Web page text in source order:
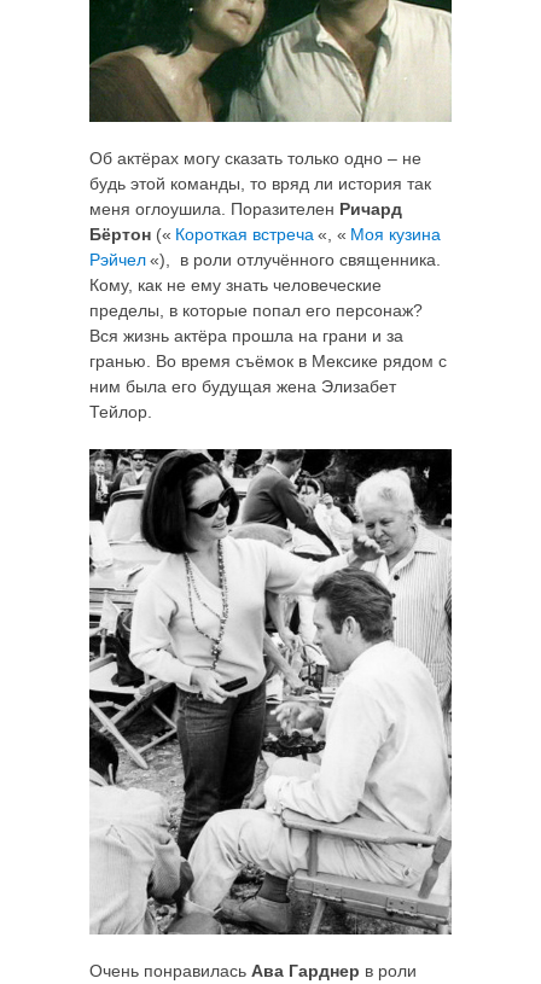
Об актёрах могу сказать только одно – не
будь этой команды, то вряд ли история так
меня оглоушила. Поразителен Ричард
Бёртон (« Короткая встреча «, « Моя кузина
Рэйчел«), в роли отлучённого священника.
Кому, как не ему знать человеческие
пределы, в которые попал его персонаж?
Вся жизнь актёра прошла на грани и за
гранью. Во время съёмок в Мексике рядом с
ним была его будущая жена Элизабет
Тейлор.
Очень понравилась Ава Гарднер в роли